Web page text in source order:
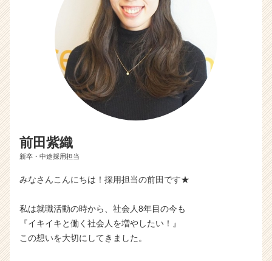
r
e
e
r）
前田紫織
新卒・中途採用担当
みなさんこんにちは！採用担当の前田です★
私は就職活動の時から、社会人8年目の今も
『イキイキと働く社会人を増やしたい！』
この想いを大切にしてきました。